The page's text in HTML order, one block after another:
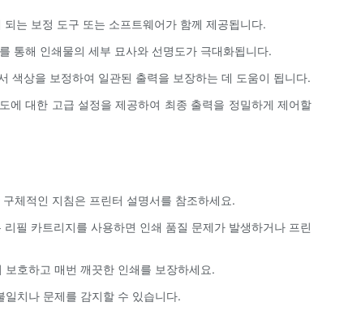
는 보정 도구 또는 소프트웨어가 함께 제공됩니다.
통해 인쇄물의 세부 묘사와 선명도가 극대화됩니다.
색상을 보정하여 일관된 출력을 보장하는 데 도움이 됩니다.
에 대한 고급 설정을 제공하여 최종 출력을 정밀하게 제어할
체적인 지침은 프린터 설명서를 참조하세요.
필 카트리지를 사용하면 인쇄 품질 문제가 발생하거나 프린
호하고 매번 깨끗한 인쇄를 보장하세요.
치나 문제를 감지할 수 있습니다.